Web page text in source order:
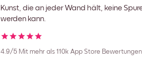
Kunst, die an jeder Wand hält, keine
werden kann.
4.9/5 Mit mehr als 110k App Store Bewertungen